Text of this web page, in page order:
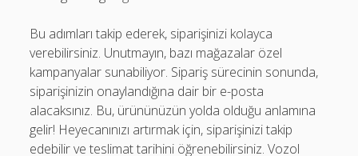
Bu adımları takip ederek, siparişinizi kolayca
verebilirsiniz. Unutmayın, bazı mağazalar özel
kampanyalar sunabiliyor. Sipariş sürecinin sonunda,
siparişinizin onaylandığına dair bir e-posta
alacaksınız. Bu, ürününüzün yolda olduğu anlamına
gelir! Heyecanınızı artırmak için, siparişinizi takip
edebilir ve teslimat tarihini öğrenebilirsiniz. Vozol